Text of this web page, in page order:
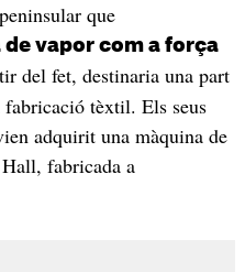
que
vapor com a força
del fet, destinaria una part
fabricació tèxtil. Els seus
adquirit una màquina de
fabricada a